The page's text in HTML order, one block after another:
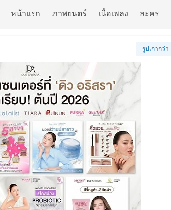
หน้าแรก ภาพยนตร์ เนื้อเพลง ละคร
รูปเก่ากว่า